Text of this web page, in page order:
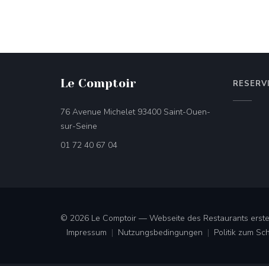
Le Comptoir
76 Avenue Michelet 93400 Saint-Ouen-
sur-Seine
01 72 40 67 04
© 2026 Le Comptoir — Webseite des Restaurants
Impressum
((öffnet ein neues Fenster))
Nutzungsbedingungen
((öffnet ein neues Fenster))
Politik zum